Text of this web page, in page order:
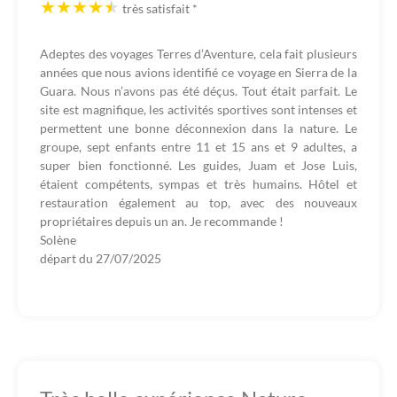
très satisfait *
Adeptes des voyages Terres d’Aventure, cela fait plusieurs
années que nous avions identifié ce voyage en Sierra de la
Guara. Nous n’avons pas été déçus. Tout était parfait. Le
site est magnifique, les activités sportives sont intenses et
permettent une bonne déconnexion dans la nature. Le
groupe, sept enfants entre 11 et 15 ans et 9 adultes, a
super bien fonctionné. Les guides, Juam et Jose Luis,
étaient compétents, sympas et très humains. Hôtel et
restauration également au top, avec des nouveaux
propriétaires depuis un an. Je recommande !
Solène
départ du 27/07/2025